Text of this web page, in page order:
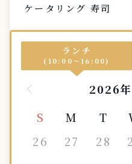
ケータリング 寿司
ランチ
(10:00〜16:00)
2026
S
M T
26
27 28